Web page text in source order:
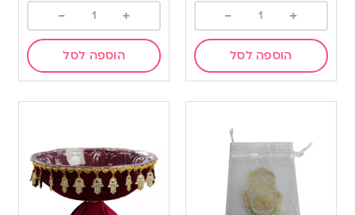
+
-
הוספה לסל
+
-
הוספה לסל